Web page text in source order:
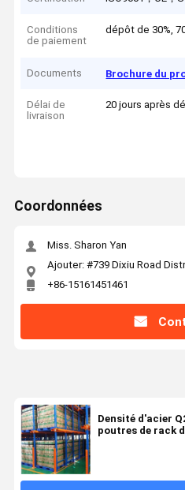
Conditions
de paiement
dépôt de 30%,
Documents Brochure du
Délai de
livraison
20 jours après
Coordonnées
Miss. Sharon Yan
Ajouter: #739 Dixiu Road
+86-15161451461
Densité d'acier
poutres de rack